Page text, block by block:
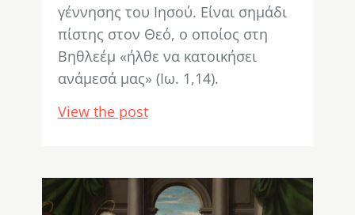
γέννησης του Ιησού. Είναι σημάδι
πίστης στον Θεό, ο οποίος στη
Βηθλεέμ «ήλθε να κατοικήσει
ανάμεσά μας» (Ιω. 1,14).
View the post